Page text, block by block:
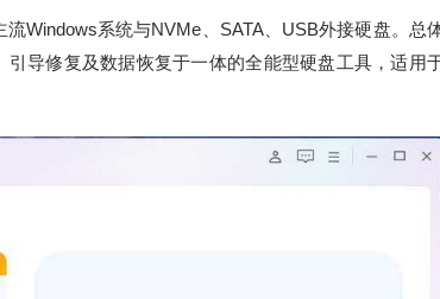
Windows系统与NVMe、SATA、USB外接硬盘。总
导修复及数据恢复于一体的全能型硬盘工具，适用